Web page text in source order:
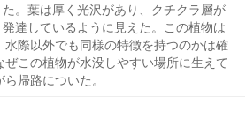
た。葉は厚く光沢があり、クチクラ層が
発達しているように見えた。この植物は
際以外でも同様の特徴を持つのかは確
この植物が水没しやすい場所に生えて
帰路についた。